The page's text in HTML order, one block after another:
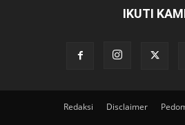
IKUTI
Redaksi Disclaimer